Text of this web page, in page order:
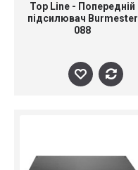
Top Line - Попередній
підсилювач Burmester
088